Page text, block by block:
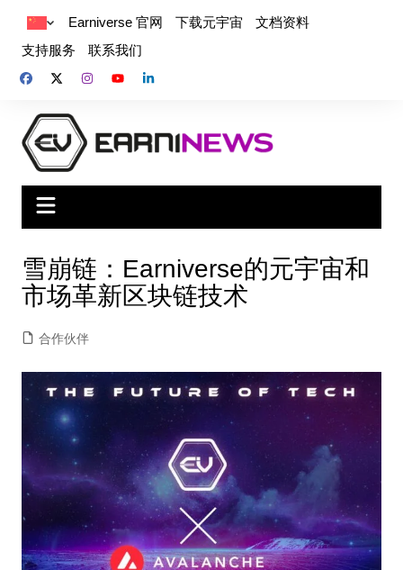
Earniverse 官网 下载元宇宙
文档资料
支持服务
联系我们
雪崩链：Earniverse的元宇宙和
市场革新区块链技术
合作伙伴